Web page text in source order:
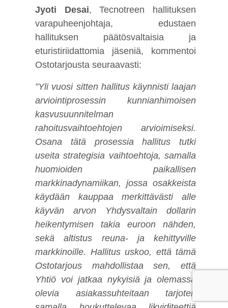
Jyoti Desai, Tecnotreen hallituksen
varapuheenjohtaja, edustaen
hallituksen päätösvaltaisia ja
eturistiriidattomia jäseniä, kommentoi
Ostotarjousta seuraavasti:
”Yli vuosi sitten hallitus käynnisti laajan
arviointiprosessin kunnianhimoisen
kasvusuunnitelman
rahoitusvaihtoehtojen arvioimiseksi.
Osana tätä prosessia hallitus tutki
useita strategisia vaihtoehtoja, samalla
huomioiden paikallisen
markkinadynamiikan, jossa osakkeista
käydään kauppaa merkittävästi alle
käyvän arvon Yhdysvaltain dollarin
heikentymisen takia euroon nähden,
sekä altistus reuna- ja kehittyville
markkinoille. Hallitus uskoo, että tämä
Ostotarjous mahdollistaa sen, että
Yhtiö voi jatkaa nykyisiä ja olemassa
olevia asiakassuhteitaan tarjoten